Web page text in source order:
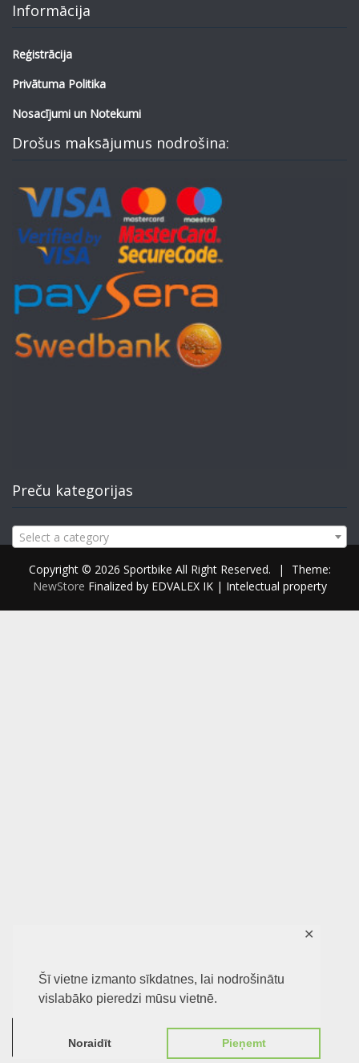
Šī vietne izmanto sīkdatnes, lai nodrošinātu
vislabāko pieredzi mūsu vietnē.
Noraidīt Pieņemt
✕
Informācija
Reģistrācija
Privātuma Politika
Nosacījumi un Notekumi
Drošus maksājumus nodrošina:
Preču kategorijas
Select a category
Copyright © 2026 Sportbike All Right Reserved. |
Theme:
NewStore Finalized by EDVALEX IK | Intelectual property